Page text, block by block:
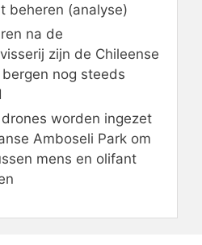
beheren (analyse)
na de
zijn de Chileense
nog steeds
worden ingezet
Amboseli Park om
mens en olifant